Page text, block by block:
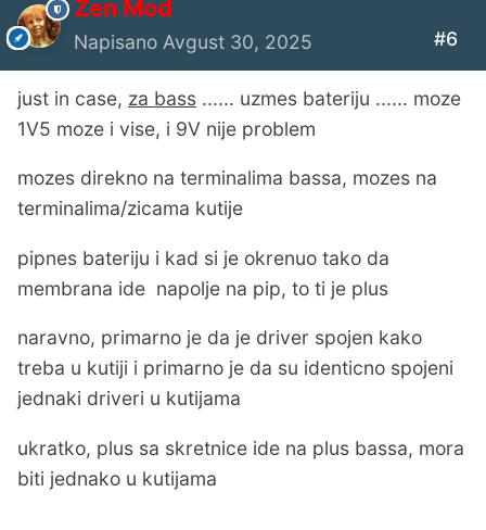
Zen Mod
Napisano Avgust 30, 2025 #6
just in case, za bass ...... uzmes bateriju ...... moze
1V5 moze i vise, i 9V nije problem
mozes direkno na terminalima bassa, mozes na
terminalima/zicama kutije
pipnes bateriju i kad si je okrenuo tako da
membrana ide napolje na pip, to ti je plus
naravno, primarno je da je driver spojen kako
treba u kutiji i primarno je da su identicno spojeni
jednaki driveri u kutijama
ukratko, plus sa skretnice ide na plus bassa, mora
biti jednako u kutijama